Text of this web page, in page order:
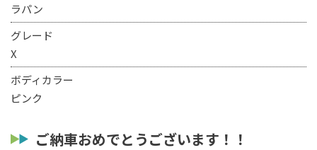
ラパン
グレード
X
ボディカラー
ピンク
ご納車おめでとうございます！！